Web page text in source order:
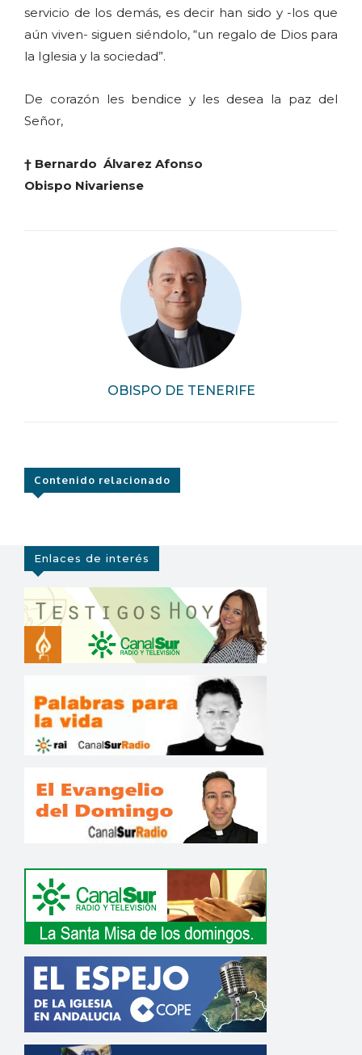
OBISPO DE TENERIFE
servicio de los demás, es decir han sido y -los que
aún viven- siguen siéndolo, “un regalo de Dios para
la Iglesia y la sociedad”.
De corazón les bendice y les desea la paz del
Señor,
† Bernardo Álvarez Afonso
Obispo Nivariense
Contenido relacionado
Enlaces de interés